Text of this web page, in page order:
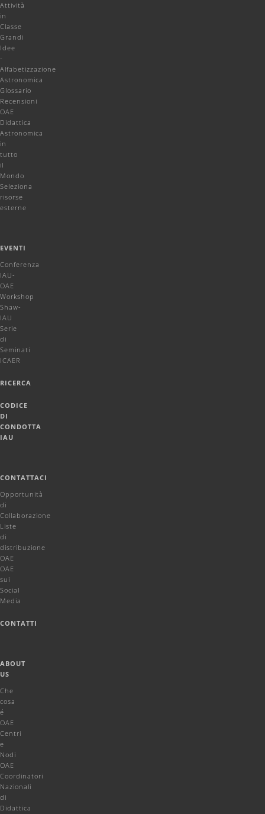
Attività
in
Classe
Grandi
Idee
-
Alfabetizzazione
Astronomica
Glossario
Recensioni
OAE
Didattica
Astronomica
in
tutto
il
Mondo
Seleziona
risorse
esterne
EVENTI
Conferenza
IAU-
OAE
Workshop
Shaw-
IAU
Serie
di
Seminati
ICAER
RICERCA
CODICE
DI
CONDOTTA
IAU
CONTATTACI
Opportunità
di
Collaborazione
Liste
di
distribuzione
OAE
OAE
sui
Social
Media
CONTATTI
ABOUT
US
Che
cosa
é
OAE
Centri
e
Nodi
OAE
Coordinatori
Nazionali
di
Didattica